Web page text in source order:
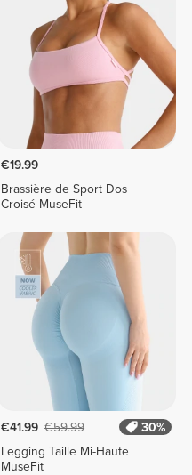
€19.99
Brassière de Sport Dos
Croisé MuseFit
€41.99 €59.99
30%
Legging Taille Mi-Haute
MuseFit